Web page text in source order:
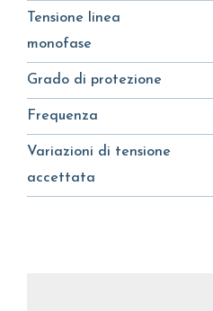
Tensione linea
monofase
Grado di protezione
Frequenza
Variazioni di tensione
accettata